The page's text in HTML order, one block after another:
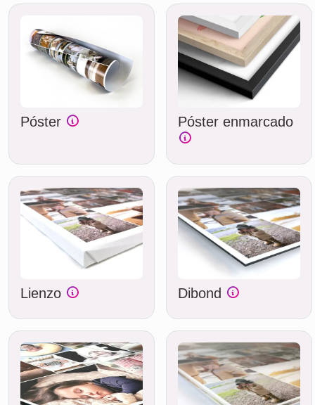
Póster Póster enmarcado
Lienzo Dibond